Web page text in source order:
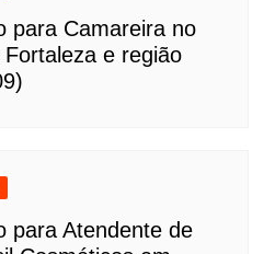
para Camareira no
e região
para Atendente de